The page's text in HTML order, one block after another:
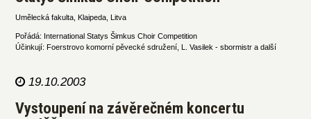
Umělecká fakulta, Klaipeda, Litva
Pořádá: International Statys Šimkus Choir Competition
Účinkují: Foerstrovo komorní pěvecké sdružení, L. Vasilek - sbormistr a další
19.10.2003
Vystoupení na závěrečném koncertu